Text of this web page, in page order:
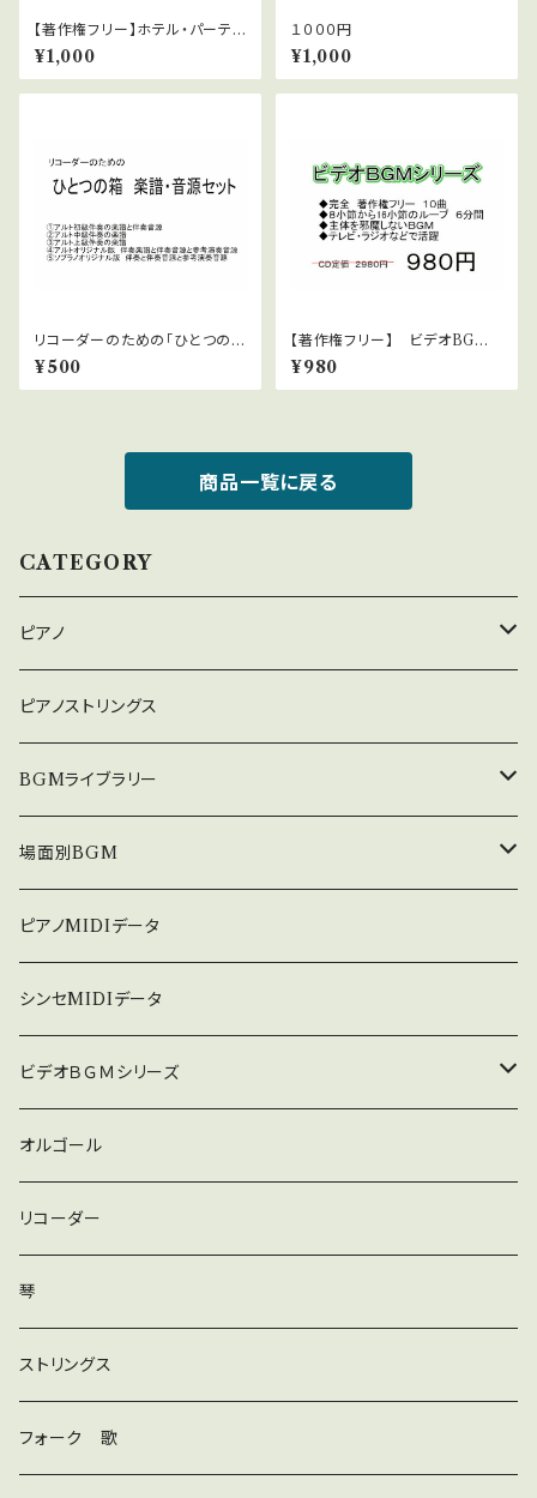
【著作権フリー】ホテル・パーティ
ーBGM
¥1,000
１０００円
¥1,000
リコーダーのための「ひとつの
箱」楽譜・伴奏音源セット
¥500
【著作権フリー】 ビデオBGM
シリーズ No.15 シネマ苦悩シ
ーンピアノストリングス
¥980
商品一覧に戻る
CATEGORY
ピアノ
癒しのピアノ
中北利男 夢シリーズ
５０８曲シリーズ
３６０曲シリーズ
ピアノストリングス
BGMライブラリー
オルゴール
場面別BGM
悲しい
暗い
普通
ピアノMIDIデータ
シンセMIDIデータ
ビデオＢＧＭシリーズ
ロック
ラテン
ダンス
和風
京都
ストリングス
オルゴール
リコーダー
琴
ストリングス
フォーク 歌